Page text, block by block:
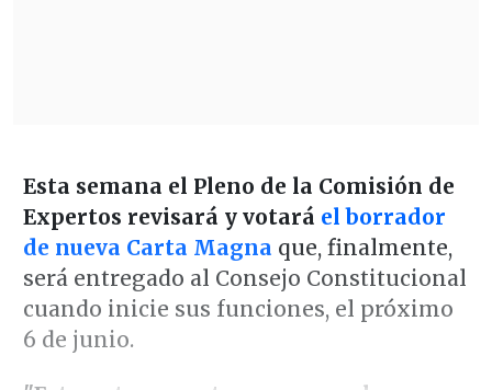
Esta semana el Pleno de la Comisión de
Expertos revisará y votará el borrador
de nueva Carta Magna que, finalmente,
será entregado al Consejo Constitucional
cuando inicie sus funciones, el próximo
6 de junio.